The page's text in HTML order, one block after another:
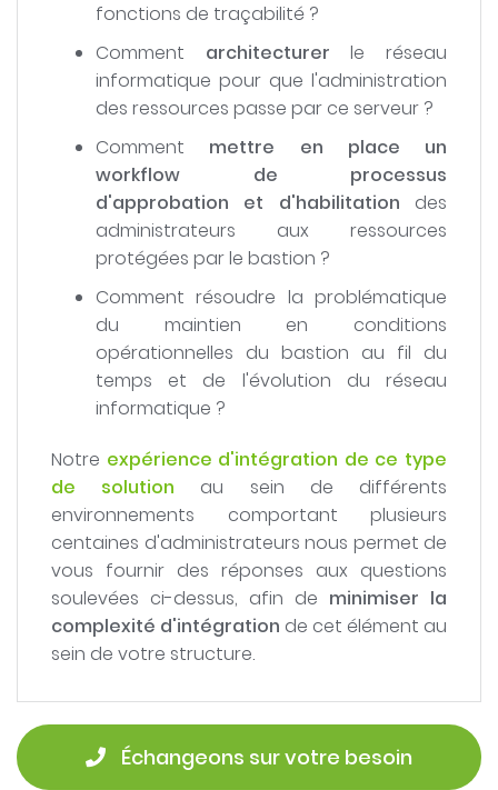
fonctions de traçabilité ?
Comment architecturer le réseau
informatique pour que l'administration
des ressources passe par ce serveur ?
Comment mettre en place un
workflow de processus
d'approbation et d'habilitation des
administrateurs aux ressources
protégées par le bastion ?
Comment résoudre la problématique
du maintien en conditions
opérationnelles du bastion au fil du
temps et de l'évolution du réseau
informatique ?
Notre expérience d'intégration de ce type
de solution au sein de différents
environnements comportant plusieurs
centaines d'administrateurs nous permet de
vous fournir des réponses aux questions
soulevées ci-dessus, afin de minimiser la
complexité d'intégration de cet élément au
sein de votre structure.
Échangeons sur votre besoin